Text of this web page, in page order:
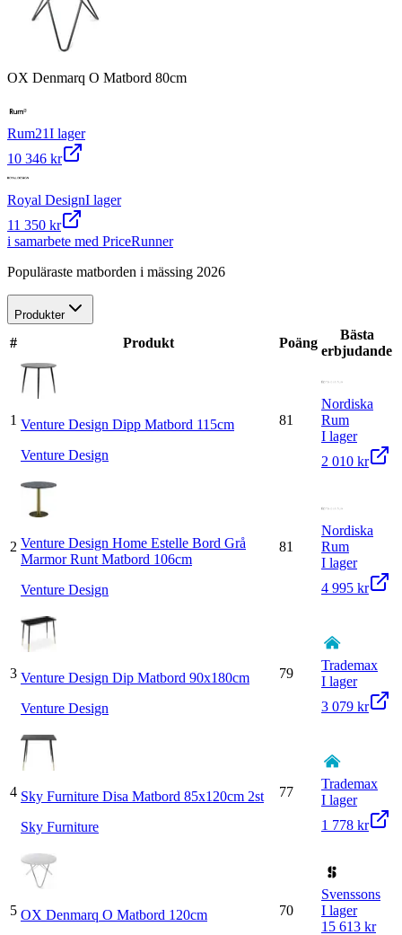
OX Denmarq O Matbord 80cm
Rum21I lager
10 346 kr
Royal DesignI lager
11 350 kr
i samarbete med PriceRunner
Populäraste matborden i mässing 2026
Produkter
# Produkt Poäng
Bästa
erbjudande
1 Venture Design Dipp Matbord 115cm
Venture Design
81
Nordiska
Rum
I lager
2 010 kr
2 Venture Design Home Estelle Bord Grå
Marmor Runt Matbord 106cm
Venture Design
81
Nordiska
Rum
I lager
4 995 kr
3 Venture Design Dip Matbord 90x180cm
Venture Design
79
Trademax
I lager
3 079 kr
4 Sky Furniture Disa Matbord 85x120cm 2st
Sky Furniture
77
Trademax
I lager
1 778 kr
5 OX Denmarq O Matbord 120cm
70
Svenssons
I lager
15 613 kr